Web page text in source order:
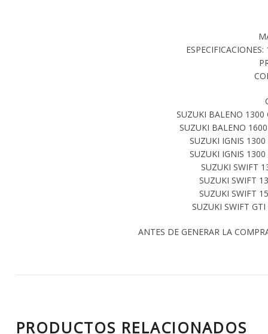
SUZUKI BALENO 1300
SUZUKI BALENO
SUZUKI IGNIS
SUZUKI IGNIS
SUZUKI SWIFT
SUZUKI SWIFT
SUZUKI SWIFT
SUZUKI SWIFT
ANTES DE GENERAR LA
PRODUCTOS RELACIONADOS